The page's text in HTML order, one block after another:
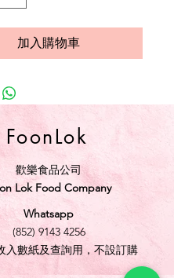
加入購物車
FoonLok
歡樂食品公司
Lok Food Company
Whatsapp
(852) 9143 4256
入數紙及查詢用，不設訂購